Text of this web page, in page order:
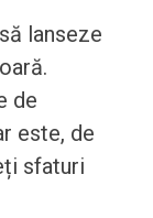
lanseze
de
este, de
sfaturi